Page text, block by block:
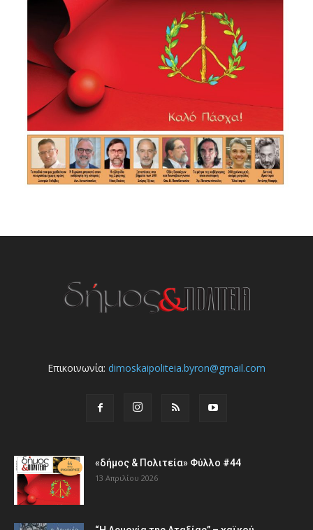
Επικοινωνία: dimoskaipoliteia.byron@gmail.com
«δήμος & Πολιτεία» Φύλλο #44
13 Απριλίου 2026